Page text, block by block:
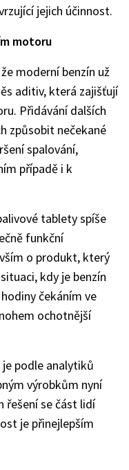
jejich účinnost.
motoru
moderní benzín už
aditiv, která zajišťují
Přidávání dalších
způsobit nečekané
spalování,
případě i k
tablety spíše
funkční
o produkt, který
kdy je benzín
čekáním ve
ochotnější
podle analytiků
výrobkům nyní
řešení se část lidí
je přinejlepším